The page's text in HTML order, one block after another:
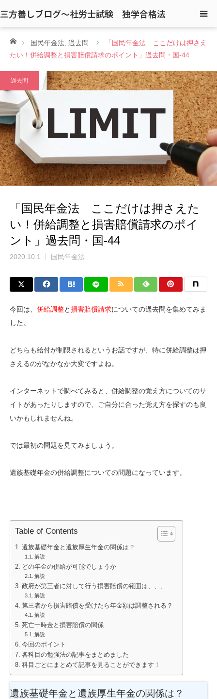
三方善しブログ〜社労士試験 独学合格法
ホーム国民年金法 過去問
「国民年金法 ここだけは押さえ
たい！併給調整と損害賠償請求のポイント」過去問・国-44
過去問
「国民年金法 ここだけは押さえた
い！併給調整と損害賠償請求のポイ
ント」過去問・国-44
2020.10.1 国民年金法
今回は、 併給調整と損害賠償請求についての過去問を集めてみま
した。
どちらも給付が制限されるというお話ですが、特に併給調整は押
さえるのがなかなか大変ですよね。
インターネットで調べてみると、併給調整の覚え方についてのサ
イトがあったりしますので、ご自分に合った覚え方を探すのも良
いかもしれませんね。
では最初の問題を見てみましょう。
遺族基礎年金の併給調整についての問題になっています。
Table of Contents
遺族基礎年金と遺族厚生年金の関係は？
解説
どの年金の併給が可能でしょうか
解説
政府が第三者に対して行う損害賠償の範囲は、、、
解説
第三者から損害賠償を受けたら年金額は調整される？
解説
死亡一時金と損害賠償の関係
解説
今回のポイント
各科目の勉強法の記事をまとめました
科目ごとにまとめて記事を見ることができます！
遺族基礎年金と遺族厚生年金の関係は？